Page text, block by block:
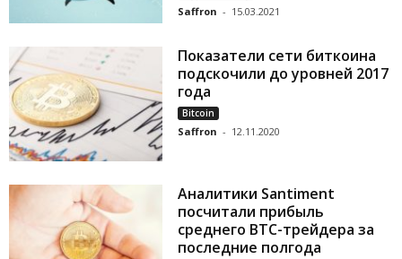
Saffron - 15.03.2021
Показатели сети биткоина
подскочили до уровней 2017
года
Bitcoin
Saffron - 12.11.2020
Аналитики Santiment
посчитали прибыль
среднего BTC-трейдера за
последние полгода